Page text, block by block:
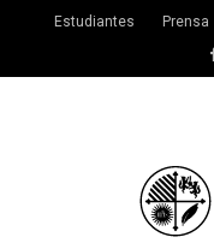
Estudiantes Prensa